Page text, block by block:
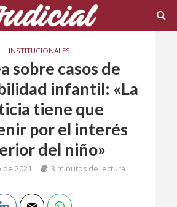
INSTITUCIONALES
sobre casos de
infantil: «La
tiene que
por el interés
del niño»
de 2021 3 minutos de lectura